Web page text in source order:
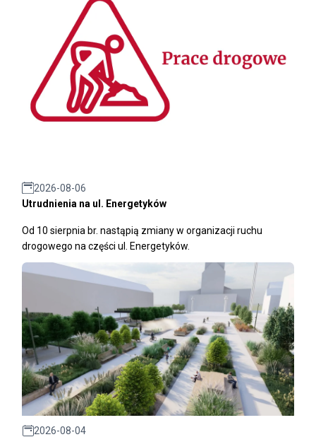
2026-08-06
Utrudnienia na ul. Energetyków
Od 10 sierpnia br. nastąpią zmiany w organizacji ruchu
drogowego na części ul. Energetyków.
2026-08-04